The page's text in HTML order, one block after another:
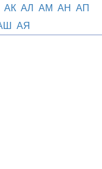
АК АЛ АМ АН АП
АЯ